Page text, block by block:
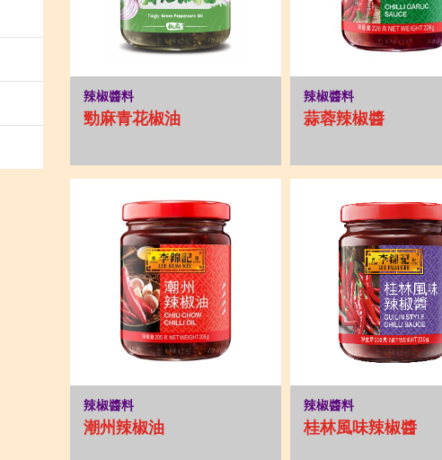
辣椒醬料
勁麻青花椒油
辣椒醬料
蒜蓉辣椒醬
辣椒醬料
潮州辣椒油
辣椒醬料
桂林風味辣椒醬